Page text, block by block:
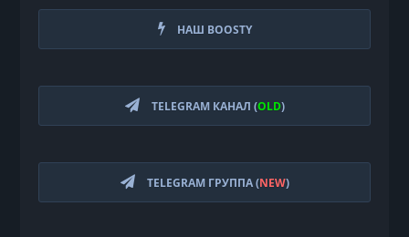
НАШ BOOSTY
TELEGRAM КАНАЛ (OLD)
TELEGRAM ГРУППА (NEW)